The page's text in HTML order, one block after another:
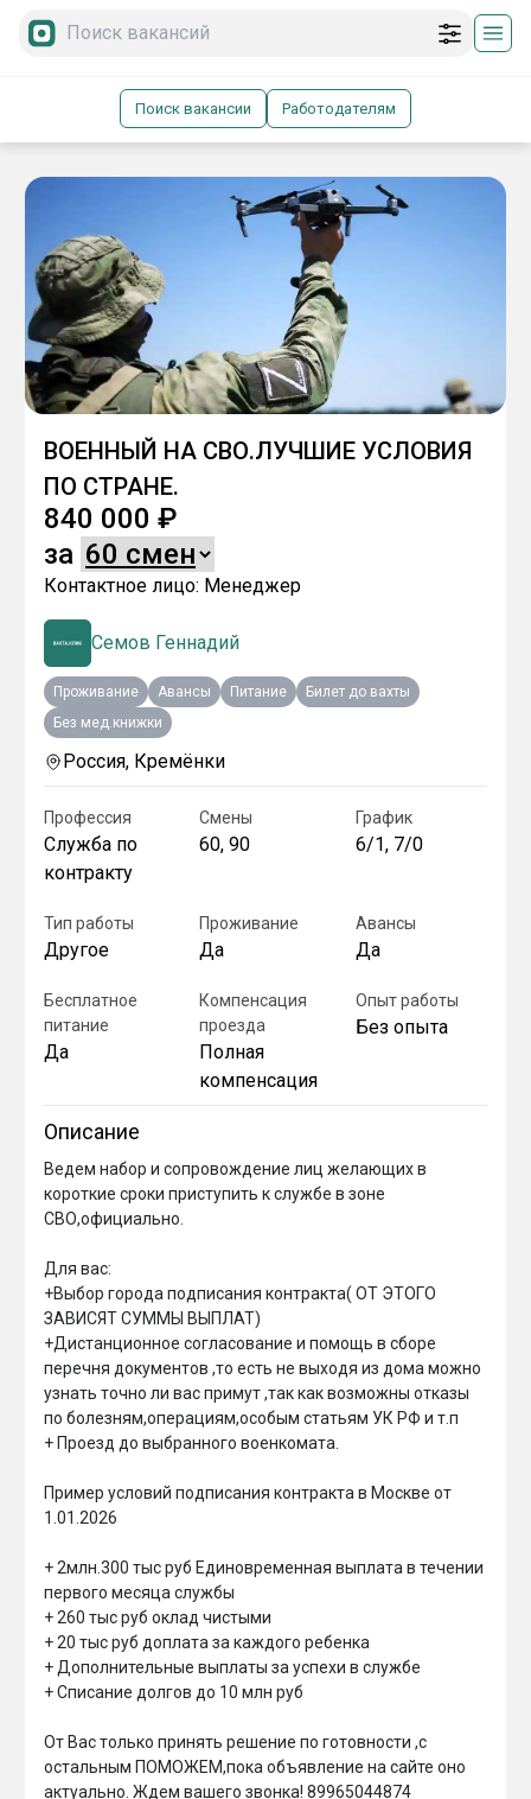
Поиск вакансии Работодателям
ВОЕННЫЙ НА СВО.ЛУЧШИЕ УСЛОВИЯ
ПО СТРАНЕ.
840 000 ₽
за
Контактное лицо: Менеджер
Семов Геннадий
Проживание Авансы Питание
Билет до вахты
Без мед.книжки
Россия, Кремёнки
Профессия
Служба по
контракту
Смены
60, 90
График
6/1, 7/0
Тип работы
Другое
Проживание
Да
Авансы
Да
Бесплатное
питание
Да
Компенсация
проезда
Полная
компенсация
Опыт работы
Без опыта
Описание
Ведем набор и сопровождение лиц желающих в
короткие сроки приступить к службе в зоне
СВО,официально.
Для вас:
+Выбор города подписания контракта( ОТ ЭТОГО
ЗАВИСЯТ СУММЫ ВЫПЛАТ)
+Дистанционное согласование и помощь в сборе
перечня документов ,то есть не выходя из дома можно
узнать точно ли вас примут ,так как возможны отказы
по болезням,операциям,особым статьям УК РФ и т.п
+ Проезд до выбранного военкомата.
Пример условий подписания контракта в Москве от
1.01.2026
+ 2млн.300 тыс руб Единовременная выплата в течении
первого месяца службы
+ 260 тыс руб оклад чистыми
+ 20 тыс руб доплата за каждого ребенка
+ Дополнительные выплаты за успехи в службе
+ Списание долгов до 10 млн руб
От Вас только принять решение по готовности ,с
остальным ПОМОЖЕМ,пока объявление на сайте оно
актуально. Ждем вашего звонка! 89965044874